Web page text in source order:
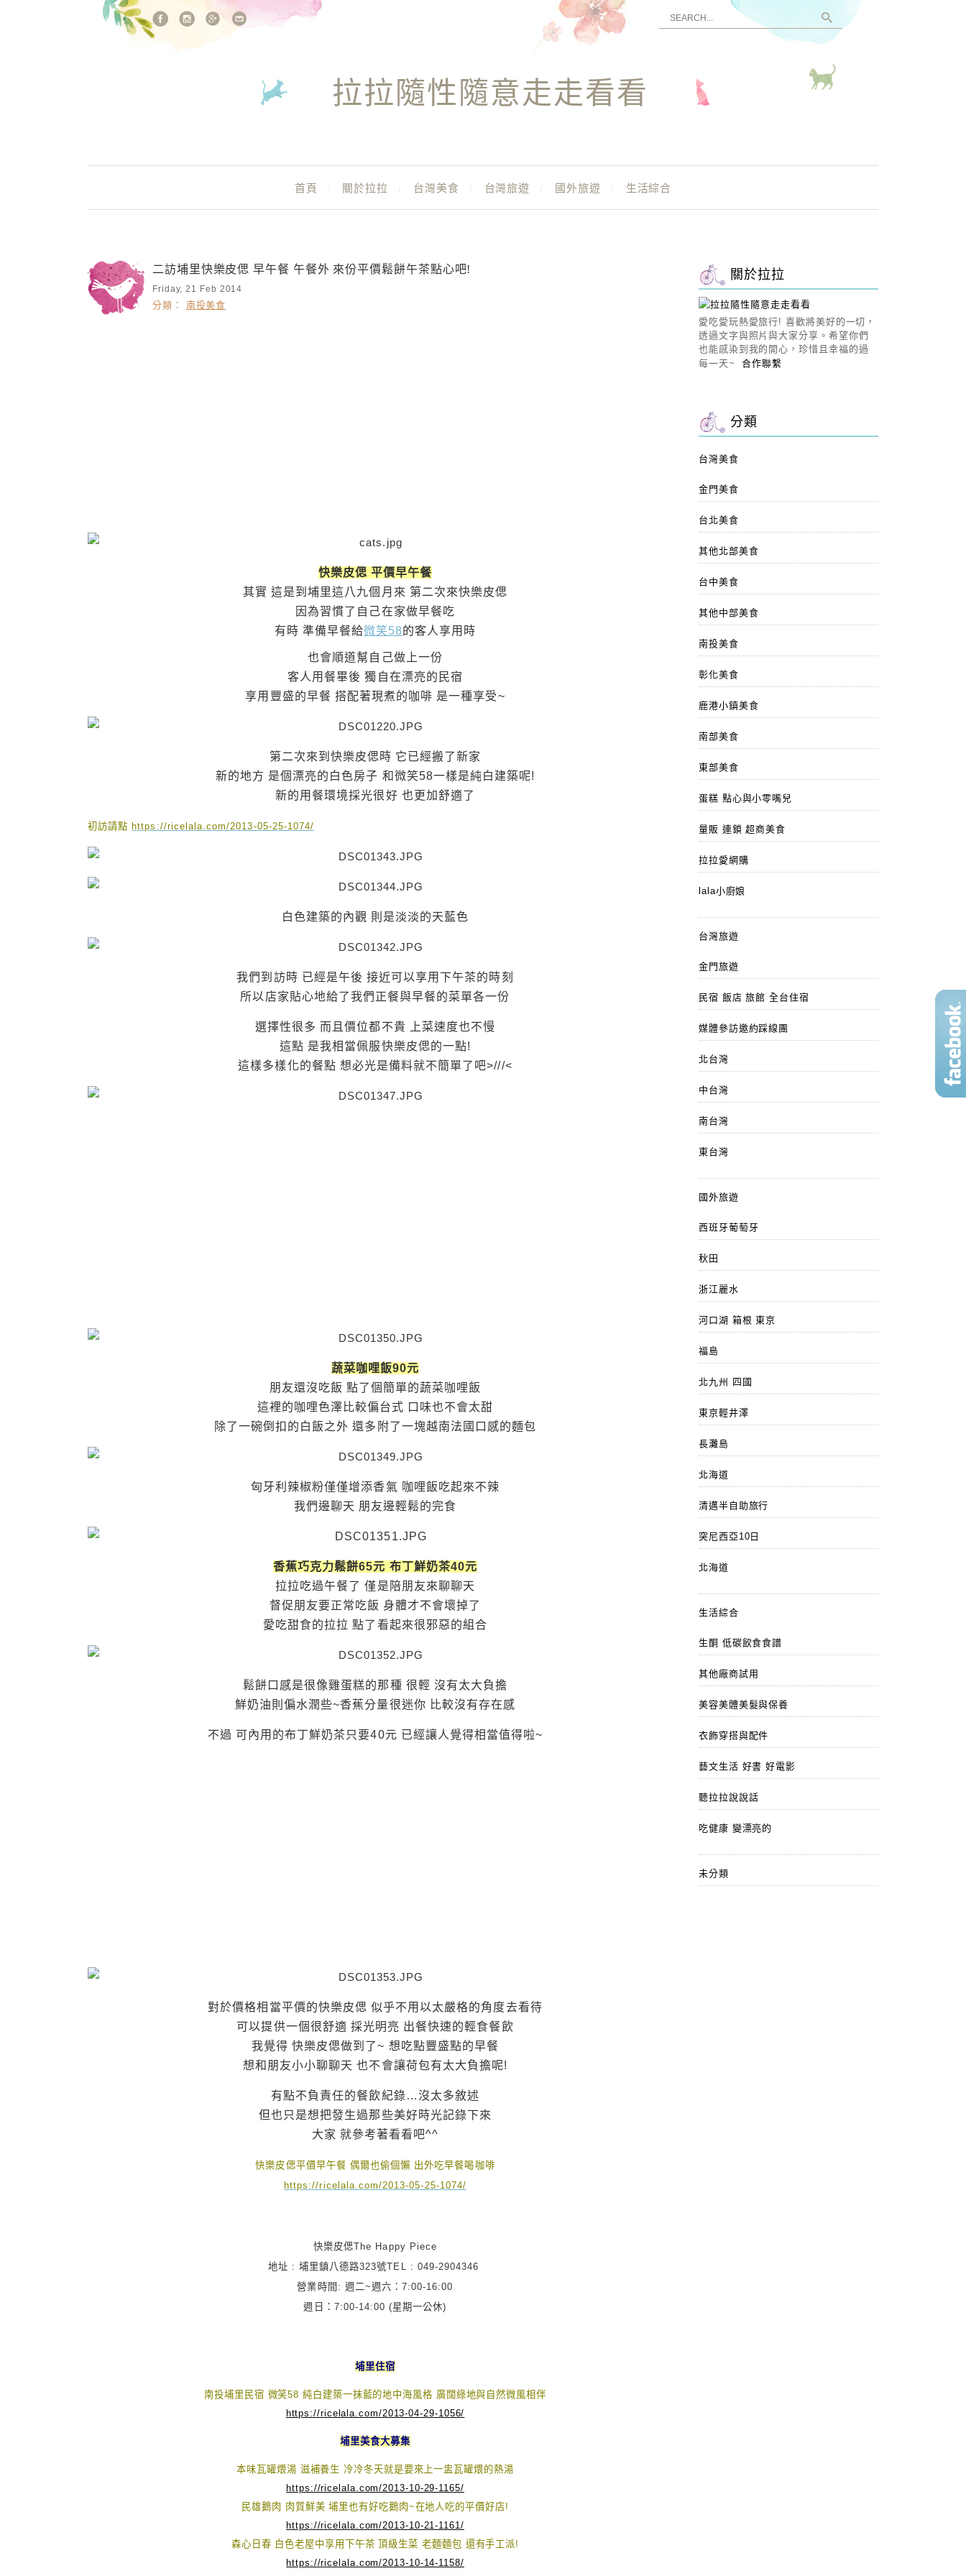
站內搜尋
拉拉隨性隨意走走看看
首頁 關於拉拉 台灣美食 台灣旅遊 國外旅遊 生活綜合
二訪埔里快樂皮偲 早午餐 午餐外 來份平價鬆餅午茶點心吧!
Friday, 21 Feb 2014
分類： 南投美食
快樂皮偲 平價早午餐
其實 這是到埔里這八九個月來 第二次來快樂皮偲
因為習慣了自己在家做早餐吃
有時 準備早餐給微笑58的客人享用時
也會順道幫自己做上一份
客人用餐畢後 獨自在漂亮的民宿
享用豐盛的早餐 搭配著現煮的咖啡 是一種享受~
第二次來到快樂皮偲時 它已經搬了新家
新的地方 是個漂亮的白色房子 和微笑58一樣是純白建築呢!
新的用餐環境採光很好 也更加舒適了
初訪請點 https://ricelala.com/2013-05-25-1074/
白色建築的內觀 則是淡淡的天藍色
我們到訪時 已經是午後 接近可以享用下午茶的時刻
所以店家貼心地給了我們正餐與早餐的菜單各一份
選擇性很多 而且價位都不貴 上菜速度也不慢
這點 是我相當佩服快樂皮偲的一點!
這樣多樣化的餐點 想必光是備料就不簡單了吧>///<
蔬菜咖哩飯90元
朋友還沒吃飯 點了個簡單的蔬菜咖哩飯
這裡的咖哩色澤比較偏台式 口味也不會太甜
除了一碗倒扣的白飯之外 還多附了一塊越南法國口感的麵包
匈牙利辣椒粉僅僅增添香氣 咖哩飯吃起來不辣
我們邊聊天 朋友邊輕鬆的完食
香蕉巧克力鬆餅65元 布丁鮮奶茶40元
拉拉吃過午餐了 僅是陪朋友來聊聊天
督促朋友要正常吃飯 身體才不會壞掉了
愛吃甜食的拉拉 點了看起來很邪惡的組合
鬆餅口感是很像雞蛋糕的那種 很輕 沒有太大負擔
鮮奶油則偏水潤些~香蕉分量很迷你 比較沒有存在感
不過 可內用的布丁鮮奶茶只要40元 已經讓人覺得相當值得啦~
對於價格相當平價的快樂皮偲 似乎不用以太嚴格的角度去看待
可以提供一個很舒適 採光明亮 出餐快速的輕食餐飲
我覺得 快樂皮偲做到了~ 想吃點豐盛點的早餐
想和朋友小小聊聊天 也不會讓荷包有太大負擔呢!
有點不負責任的餐飲紀錄…沒太多敘述
但也只是想把發生過那些美好時光記錄下來
大家 就參考著看看吧^^
快樂皮偲平價早午餐 偶爾也偷個懶 出外吃早餐喝咖啡
https://ricelala.com/2013-05-25-1074/
快樂皮偲The Happy Piece
地址 : 埔里鎮八德路323號TEL : 049-2904346
營業時間: 週二~週六：7:00-16:00
週日：7:00-14:00 (星期一公休)
埔里住宿
南投埔里民宿 微笑58 純白建築一抹藍的地中海風格 廣闊綠地與自然微風相伴
https://ricelala.com/2013-04-29-1056/
埔里美食大募集
本味瓦罐煨湯 滋補養生 冷冷冬天就是要來上一盅瓦罐煨的熱湯
https://ricelala.com/2013-10-29-1165/
民雄鵝肉 肉質鮮美 埔里也有好吃鵝肉~在地人吃的平價好店!
https://ricelala.com/2013-10-21-1161/
森心日春 白色老屋中享用下午茶 頂級生菜 老麵麵包 還有手工派!
https://ricelala.com/2013-10-14-1158/
關於拉拉
愛吃愛玩熱愛旅行! 喜歡將美好的一切，
透過文字與照片與大家分享。希望你們
也能感染到我的開心，珍惜且幸福的過
每一天~合作聯繫
分類
台灣美食
金門美食
台北美食
其他北部美食
台中美食
其他中部美食
南投美食
彰化美食
鹿港小鎮美食
南部美食
東部美食
蛋糕 點心與小零嘴兒
量販 連鎖 超商美食
拉拉愛網購
lala小廚娘
台灣旅遊
金門旅遊
民宿 飯店 旅館 全台住宿
媒體參訪邀約踩線團
北台灣
中台灣
南台灣
東台灣
國外旅遊
西班牙葡萄牙
秋田
浙江麗水
河口湖 箱根 東京
福島
北九州 四國
東京輕井澤
長灘島
北海道
清邁半自助旅行
突尼西亞10日
北海道
生活綜合
生酮 低碳飲食食譜
其他廠商試用
美容美體美髮與保養
衣飾穿搭與配件
藝文生活 好書 好電影
聽拉拉說說話
吃健康 變漂亮的
未分類